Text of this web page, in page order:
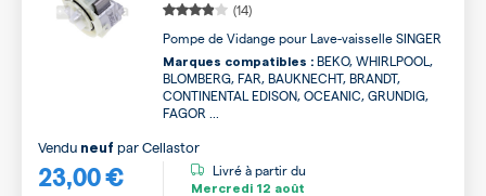
(14)
Pompe de Vidange pour Lave-vaisselle SINGER
Marques compatibles : BEKO, WHIRLPOOL,
BLOMBERG, FAR, BAUKNECHT, BRANDT,
CONTINENTAL EDISON, OCEANIC, GRUNDIG,
FAGOR ...
23,00 €
Vendu neuf parCellastor
Livré à partir du
Mercredi 12 août